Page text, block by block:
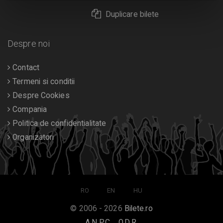
Duplicare bilete
Despre noi
Contact
Termeni si conditii
Despre Cookies
Compania
Politica de confidentialitate
Organizatori
RO EN HU
© 2006 - 2026 Bilete.ro